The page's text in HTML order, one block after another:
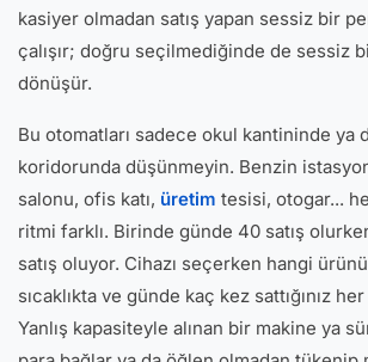
kasiyer olmadan satış yapan sessiz bir
çalışır; doğru seçilmediğinde de sessiz
dönüşür.
Bu otomatları sadece okul kantininde ya
koridorunda düşünmeyin. Benzin
salonu, ofis katı, üretim tesisi, otogar...
ritmi farklı. Birinde günde 40 satış
satış oluyor. Cihazı seçerken hangi
sıcaklıkta ve günde kaç kez sattığınız
Yanlış kapasiteyle alınan bir makine ya